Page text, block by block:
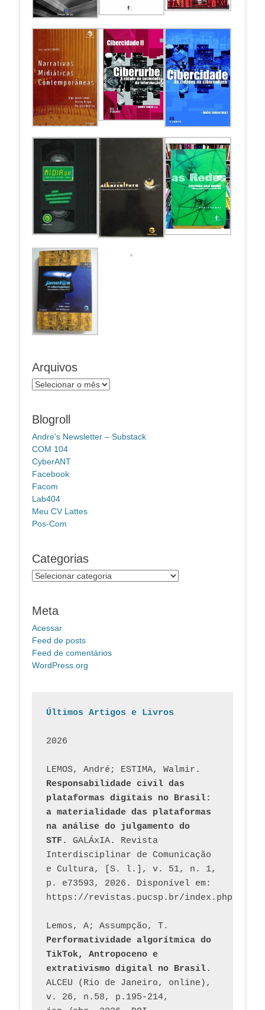
Arquivos
Arquivos
Blogroll
Andre's Newsletter – Substack
COM 104
CyberANT
Facebook
Facom
Lab404
Meu CV Lattes
Pos-Com
Categorias
Categorias
Meta
Acessar
Feed de posts
Feed de comentários
WordPress.org
Últimos Artigos e Livros
2026
Responsabilidade civil das
plataformas digitais no Brasil:
a materialidade das plataformas
na análise do julgamento do
STF.
GALÁxIA. Revista
Interdisciplinar de Comunicação
e Cultura, [S. l.], v. 51, n. 1,
p. e73593, 2026. Disponível em:
Performatividade algorítmica do
TikTok, Antropoceno e
extrativismo digital no Brasil.
ALCEU (Rio de Janeiro, online),
v. 26, n.58, p.195-214,